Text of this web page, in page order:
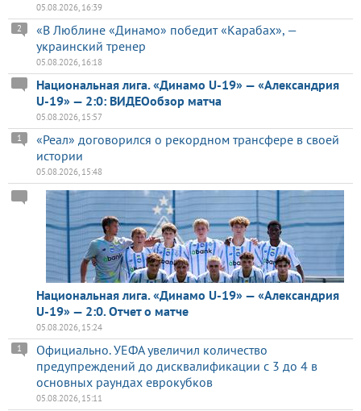
05.08.2026, 16:39
«В Люблине «Динамо» победит «Карабах», —
украинский тренер
2
05.08.2026, 16:18
Национальная лига. «Динамо U-19» — «Александрия
U-19» — 2:0: ВИДЕОобзор матча
05.08.2026, 15:57
«Реал» договорился о рекордном трансфере в своей
истории
1
05.08.2026, 15:48
Национальная лига. «Динамо U-19» — «Александрия
U-19» — 2:0. Отчет о матче
05.08.2026, 15:24
Официально. УЕФА увеличил количество
предупреждений до дисквалификации с 3 до 4 в
основных раундах еврокубков
1
05.08.2026, 15:11